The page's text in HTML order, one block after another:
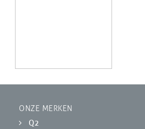
ONZE MERKEN
Q2